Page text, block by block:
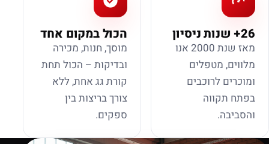
26+ שנות ניסיון
מאז שנת 2000 אנו
מלווים, מטפלים
ומוכרים לרוכבים
בפתח תקווה
והסביבה.
הכול במקום אחד
מוסך, חנות, מכירה
ובדיקות – הכול תחת
קורת גג אחת, ללא
צורך בריצות בין
ספקים.